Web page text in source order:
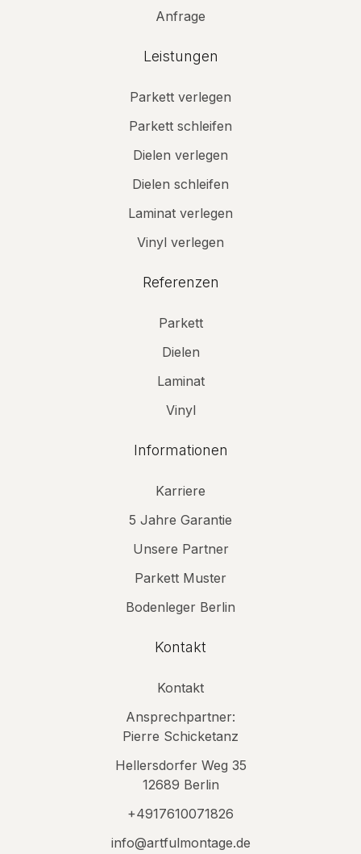
Anfrage
Leistungen
Parkett verlegen
Parkett schleifen
Dielen verlegen
Dielen schleifen
Laminat verlegen
Vinyl verlegen
Referenzen
Parkett
Dielen
Laminat
Vinyl
Informationen
Karriere
5 Jahre Garantie
Unsere Partner
Parkett Muster
Bodenleger Berlin
Kontakt
Kontakt
Ansprechpartner:
Pierre Schicketanz
Hellersdorfer Weg 35
12689 Berlin
+4917610071826
info@artfulmontage.de